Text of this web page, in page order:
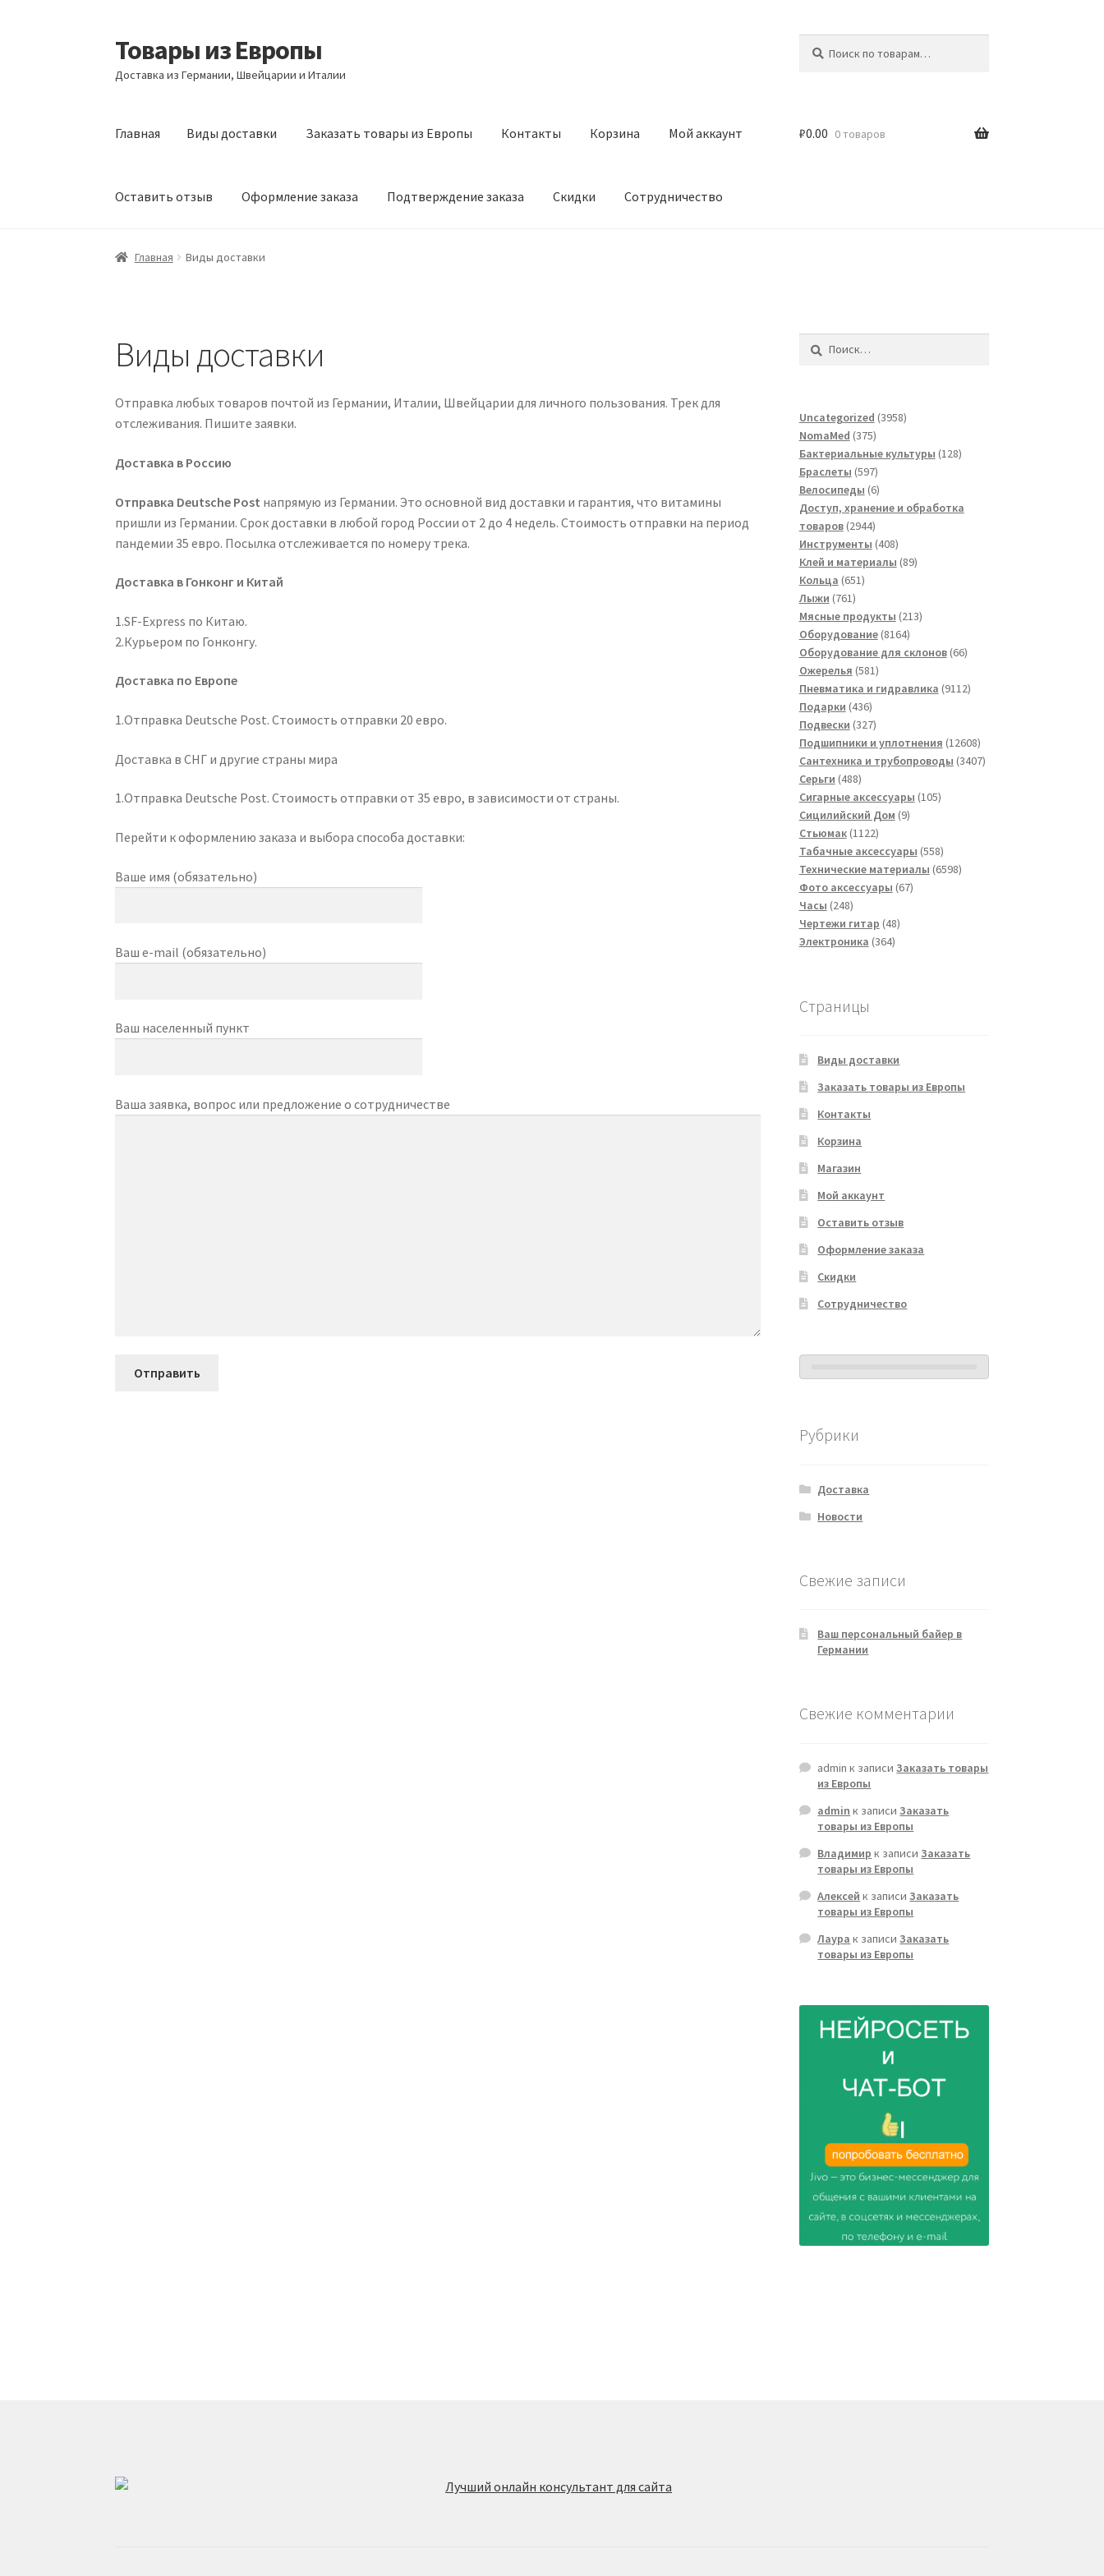
Перейти
к
навигации
Перейти
к
содержимому
Товары из Европы
Доставка из Германии, Швейцарии и Италии
Главная Виды доставки Заказать товары из Европы Контакты Корзина Мой аккаунт
Оставить отзыв Оформление заказа Подтверждение заказа Скидки Сотрудничество
Главная Виды доставки
₽0.00 0 товаров
Главная Виды доставки
Виды доставки
Отправка любых товаров почтой из Германии, Италии, Швейцарии для личного пользования. Трек для
отслеживания. Пишите заявки.
Доставка в Россию
Отправка Deutsche Post напрямую из Германии. Это основной вид доставки и гарантия, что витамины
пришли из Германии. Срок доставки в любой город России от 2 до 4 недель. Стоимость отправки на период
пандемии 35 евро. Посылка отслеживается по номеру трека.
Доставка в Гонконг и Китай
1.SF-Express по Китаю.
2.Курьером по Гонконгу.
Доставка по Европе
1.Отправка Deutsche Post. Стоимость отправки 20 евро.
Доставка в СНГ и другие страны мира
1.Отправка Deutsche Post. Стоимость отправки от 35 евро, в зависимости от страны.
Перейти к оформлению заказа и выбора способа доставки:
Ваше имя (обязательно)
Ваш e-mail (обязательно)
Ваш населенный пункт
Ваша заявка, вопрос или предложение о сотрудничестве
Uncategorized 39583958
NomaMed 375375
товаров
Бактериальные культуры 128128
Браслеты 597597
товаров
Велосипеды 66
товаров
Доступ, хранение и обработка
товаров 29442944
товара
Инструменты 408408
товаров
Клей и материалы 8989
Кольца 651651
Лыжи 761761
товар
Мясные продукты 213213
Оборудование 81648164
товара
Оборудование для склонов 6666
Ожерелья 581581
товар
Пневматика и гидравлика 91129112
Подарки 436436
товаров
Подвески 327327
товаров
Подшипники и уплотнения 1260812608
товаров
Сантехника и трубопроводы 34073407
Серьги 488488
товаров
Сигарные аксессуары 105105
Сицилийский Дом 99
Стьюмак 11221122
товара
Табачные аксессуары 558558
товаров
Технические материалы 65986598
Фото аксессуары 6767
Часы 248248
товаров
Чертежи гитар 4848
Электроника 364364
Страницы
Виды доставки
Заказать товары из Европы
Контакты
Корзина
Магазин
Мой аккаунт
Оставить отзыв
Оформление заказа
Скидки
Сотрудничество
Рубрики
Доставка
Новости
Свежие записи
Ваш персональный байер в
Германии
Свежие комментарии
admin к записиЗаказать товары
из Европы
admin к записиЗаказать
товары из Европы
Владимир к записиЗаказать
товары из Европы
Алексей к записиЗаказать
товары из Европы
Лаура к записиЗаказать
товары из Европы